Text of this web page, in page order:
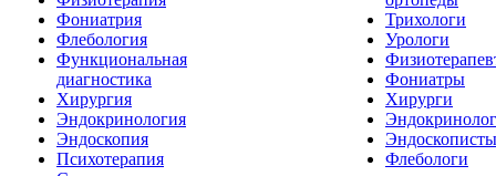
Фониатрия
Флебология
Функциональная
диагностика
Хирургия
Эндокринология
Эндоскопия
Психотерапия
Трихологи
Урологи
Фониатры
Хирурги
Эндоскописты
Флебологи